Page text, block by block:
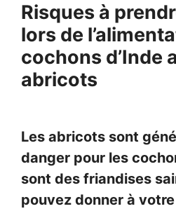
Risques à
lors de
cochons d’Inde
abricots
Les abricots sont
danger pour les
sont des friandises
pouvez donner à